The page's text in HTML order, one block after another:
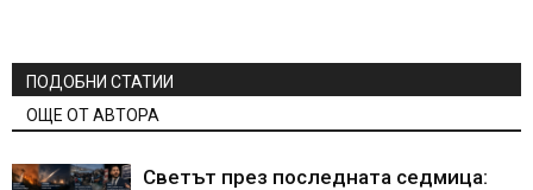
ПОДОБНИ СТАТИИ
ОЩЕ ОТ АВТОРА
Светът през последната седмица: